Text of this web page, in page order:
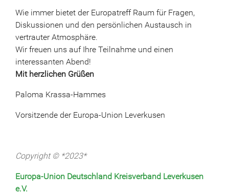
Wie immer bietet der Europatreff Raum für Fragen,
Diskussionen und den persönlichen Austausch in
vertrauter Atmosphäre.
Wir freuen uns auf Ihre Teilnahme und einen
interessanten Abend!
Mit herzlichen Grüßen
Paloma Krassa-Hammes
Vorsitzende der Europa-Union Leverkusen
Copyright © *2023*
Europa-Union Deutschland Kreisverband Leverkusen
e.V.